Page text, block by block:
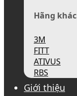
Hãng khác
3M
FITT
ATIVUS
RBS
Giới thiệu